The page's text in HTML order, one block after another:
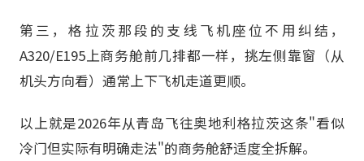
第三，格拉茨那段的支线飞机座位不用纠结，
A320/E195上商务舱前几排都一样，挑左侧靠窗（从
机头方向看）通常上下飞机走道更顺。
以上就是2026年从青岛飞往奥地利格拉茨这条"看似
冷门但实际有明确走法"的商务舱舒适度全拆解。